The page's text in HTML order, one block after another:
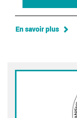
En savoir plus